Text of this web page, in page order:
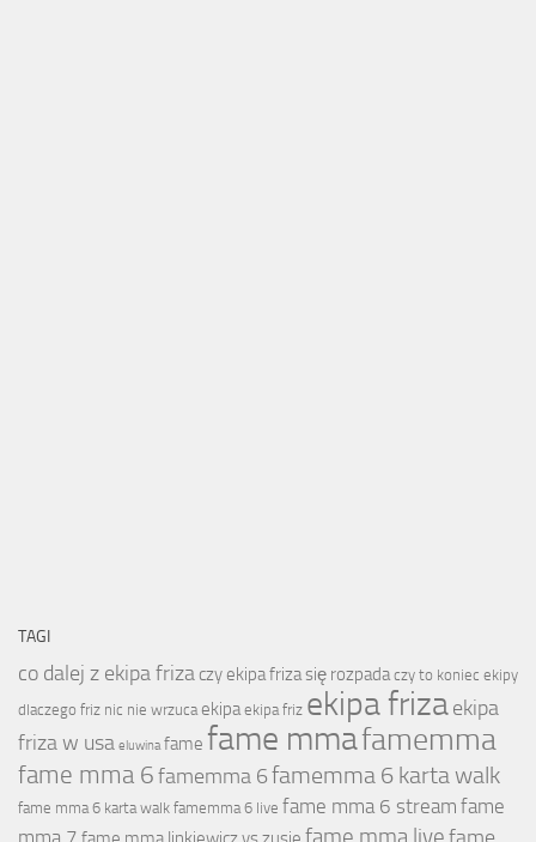
TAGI
co dalej z ekipa friza czy ekipa friza się rozpada czy to koniec ekipy
dlaczego friz nic nie wrzuca ekipa ekipa friz ekipa frizaekipa
friza w usa eluwina fame fame mmafamemma
fame mma 6famemma 6famemma 6 karta walk
fame mma 6 karta walk famemma 6 live fame mma 6 stream fame